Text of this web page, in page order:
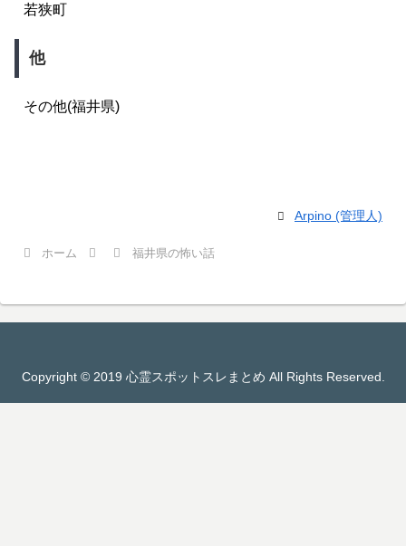
若狭町
他
その他(福井県)
Arpino (管理人)
ホーム 福井県の怖い話
Copyright © 2019 心霊スポットスレまとめ All Rights Reserved.